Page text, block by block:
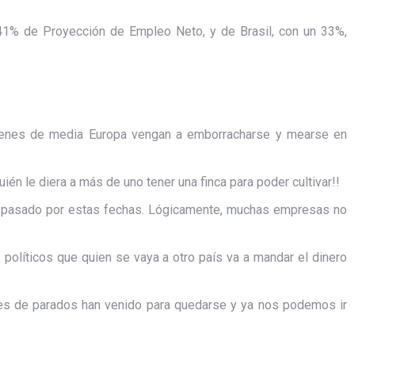
de Proyección de Empleo Neto, y de Brasil, con un 33%,
de media Europa vengan a emborracharse y mearse en
le diera a más de uno tener una finca para poder cultivar!!
por estas fechas. Lógicamente, muchas empresas no
que quien se vaya a otro país va a mandar el dinero
de parados han venido para quedarse y ya nos podemos ir